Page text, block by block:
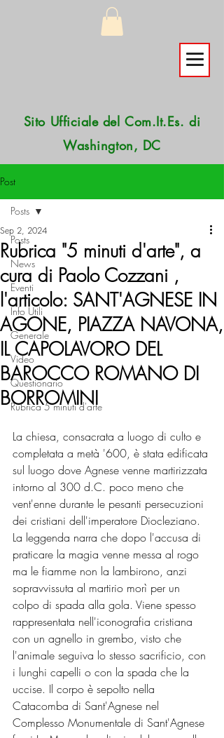
Sito Ufficiale del Com.It.Es. di
Washington, DC
Post
Posts
News
Eventi
Info Utili
Generale
Video
Questionario
Rubrica 5 minuti d'arte
Posts
Rubrica "5 minuti d'arte", a
cura di Paolo Cozzani ,
l'articolo: SANT'AGNESE IN
AGONE, PIAZZA NAVONA,
IL CAPOLAVORO DEL
BAROCCO ROMANO DI
BORROMINI
Sep 2, 2024
La chiesa, consacrata a luogo di culto e
completata a metà '600, è stata edificata
sul luogo dove Agnese venne martirizzata
intorno al 300 d.C. poco meno che
vent'enne durante le pesanti persecuzioni
dei cristiani dell'imperatore Diocleziano.
La leggenda narra che dopo l'accusa di
praticare la magia venne messa al rogo
ma le fiamme non la lambirono, anzi
sopravvissuta al martirio morì per un
colpo di spada alla gola. Viene spesso
rappresentata nell'iconografia cristiana
con un agnello in grembo, visto che
l'animale seguiva lo stesso sacrificio, con
i lunghi capelli o con la spada che la
uccise. Il corpo è sepolto nella
Catacomba di Sant'Agnese nel
Complesso Monumentale di Sant'Agnese